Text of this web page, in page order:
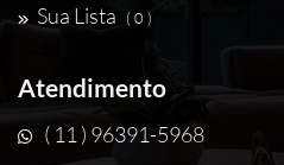
Sua Lista ( 0 )
Atendimento
( 11 ) 96391-5968